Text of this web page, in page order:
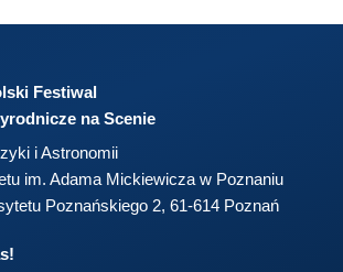
Festiwal
na Scenie
i Astronomii
im. Adama Mickiewicza w Poznaniu
Poznańskiego 2, 61-614 Poznań